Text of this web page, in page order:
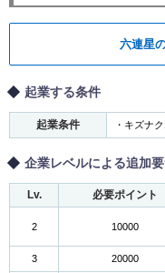
六連星
起業する条件
起業条件 ・キズナ
企業レベルによる追加
Lv. 必要ポイント
2 10000
3 20000